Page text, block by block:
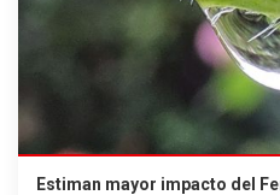
Estiman mayor impacto del